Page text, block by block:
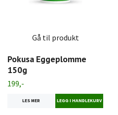
Gå til produkt
Pokusa Eggeplomme
150g
199,-
LES MER